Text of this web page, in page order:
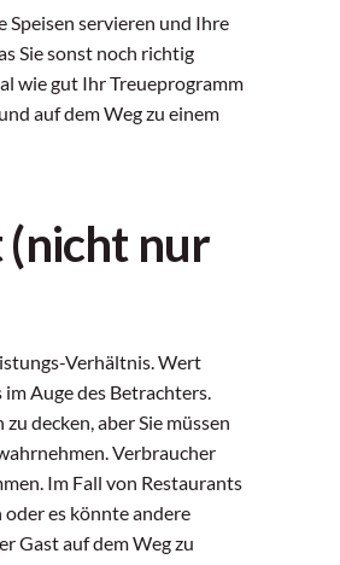
servieren und Ihre
Sie sonst noch richtig
wie gut Ihr Treueprogramm
auf dem Weg zu einem
(nicht nur
Verhältnis. Wert
Auge des Betrachters.
decken, aber Sie müssen
Verbraucher
Im Fall von Restaurants
es könnte andere
Gast auf dem Weg zu